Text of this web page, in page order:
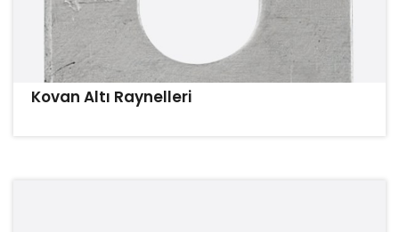
Kovan Altı Raynelleri